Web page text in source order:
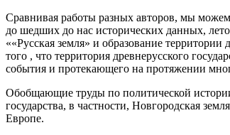
Сравнивая работы разных авторов, мы
до шедших до нас исторических данных,
««Русская земля» и образование
того , что территория древнерусского
события и протекающего на протяжении
Обобщающие труды по политической
государства, в частности, Новгородская
Европе.